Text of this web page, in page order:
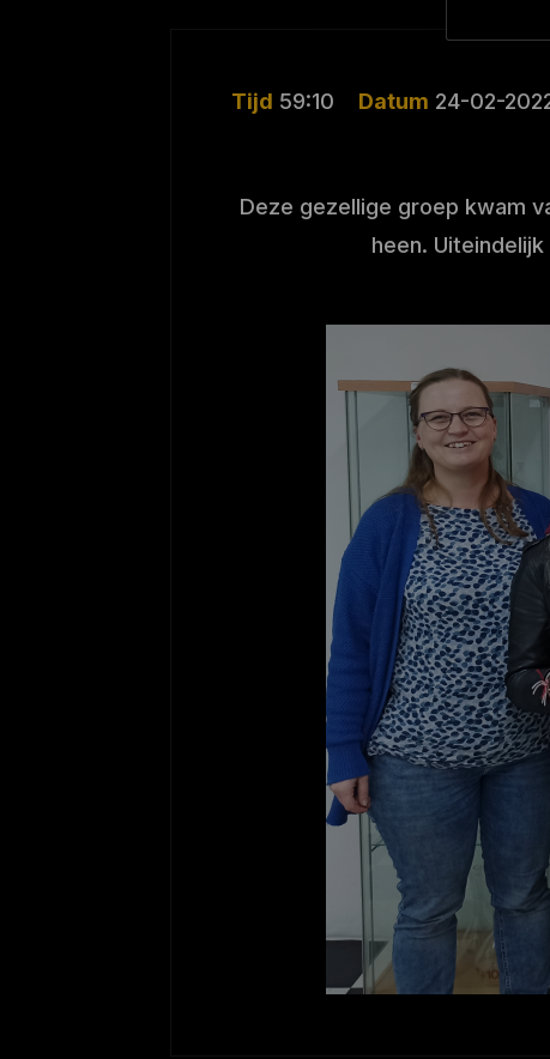
Tijd 59:10 Datum 24-02-
Deze gezellige groep kwam
heen.